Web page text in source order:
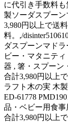
に代引き手数料も
製ソーダスプーン
3,980円以上で送
料。,/
ダスプーンマドラ
ビー・マタニテ
器 , 箸・スプーン
合計3,980円以上
ラフト木の実 木
ED-61778
品・ベビー用食
合計3,980円以上